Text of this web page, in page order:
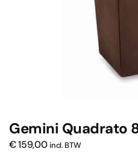
Gemini Quadrato
€159,00 incl. BTW